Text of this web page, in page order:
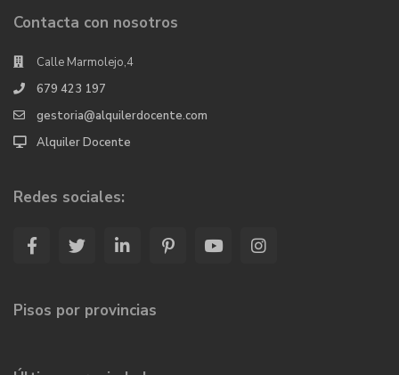
Contacta con nosotros
Calle Marmolejo,4
679 423 197
gestoria@alquilerdocente.com
Alquiler Docente
Redes sociales:
Pisos por provincias